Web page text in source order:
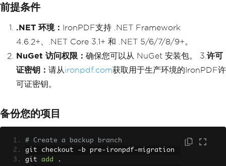
前提条件
.NET 环境： IronPDF支持 .NET Framework
4.6.2+、.NET Core 3.1+ 和 .NET 5/6/7/8/9+。
NuGet 访问权限： 确保您可以从 NuGet 安装包。 3. 许可
证密钥： 请从ironpdf.com获取用于生产环境的IronPDF许
可证密钥。
备份您的项目
# Create a backup branch
git checkout - b pre-ironpdf-migration
git add
.